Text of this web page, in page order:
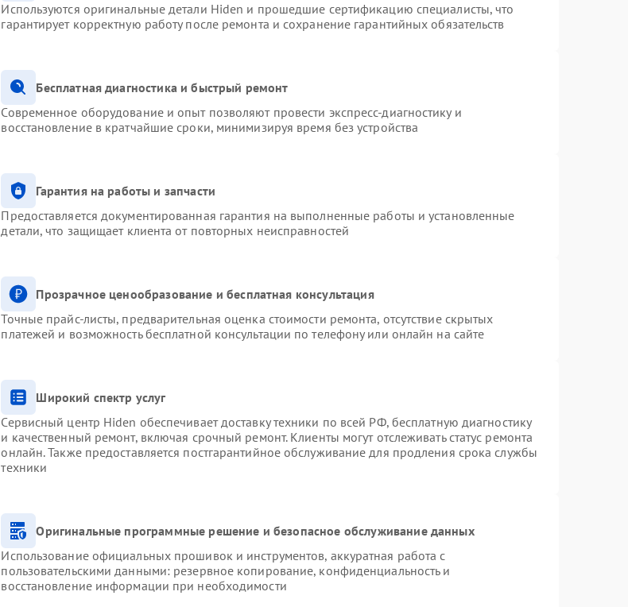
Используются оригинальные детали Hiden и прошедшие сертификацию специалисты, что
гарантирует корректную работу после ремонта и сохранение гарантийных обязательств
Бесплатная диагностика и быстрый ремонт
Современное оборудование и опыт позволяют провести экспресс-диагностику и
восстановление в кратчайшие сроки, минимизируя время без устройства
Гарантия на работы и запчасти
Предоставляется документированная гарантия на выполненные работы и установленные
детали, что защищает клиента от повторных неисправностей
Прозрачное ценообразование и бесплатная консультация
Точные прайс-листы, предварительная оценка стоимости ремонта, отсутствие скрытых
платежей и возможность бесплатной консультации по телефону или онлайн на сайте
Широкий спектр услуг
Сервисный центр Hiden обеспечивает доставку техники по всей РФ, бесплатную диагностику
и качественный ремонт, включая срочный ремонт. Клиенты могут отслеживать статус ремонта
онлайн. Также предоставляется постгарантийное обслуживание для продления срока службы
техники
Оригинальные программные решение и безопасное обслуживание данных
Использование официальных прошивок и инструментов, аккуратная работа с
пользовательскими данными: резервное копирование, конфиденциальность и
восстановление информации при необходимости